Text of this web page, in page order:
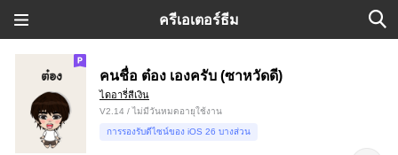
ครีเอเตอร์ธีม
คนชื่อ ต๋อง เองครับ (ซาหวัดดี)
ไดอารี่สีเงิน
V2.14 / ไม่มีวันหมดอายุใช้งาน
การรองรับดีไซน์ของ iOS 26 บางส่วน